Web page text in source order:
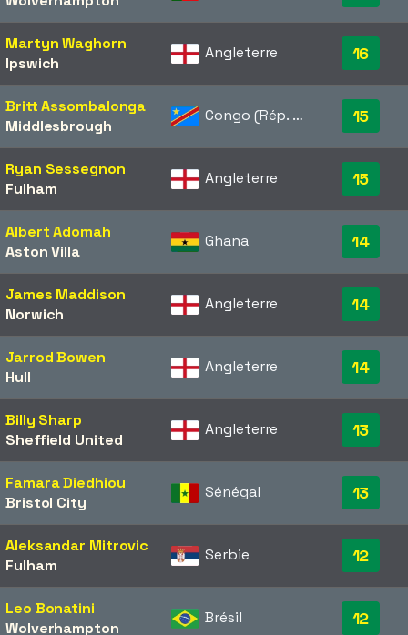
Martyn Waghorn
Ipswich
Angleterre 16
Britt Assombalonga
Middlesbrough
Congo (Rép. dém.) 15
Ryan Sessegnon
Fulham
Angleterre 15
Albert Adomah
Aston Villa
Ghana 14
James Maddison
Norwich
Angleterre 14
Jarrod Bowen
Hull
Angleterre 14
Billy Sharp
Sheffield United
Angleterre 13
Famara Diedhiou
Bristol City
Sénégal 13
Aleksandar Mitrovic
Fulham
Serbie 12
Leo Bonatini
Wolverhampton
Brésil 12